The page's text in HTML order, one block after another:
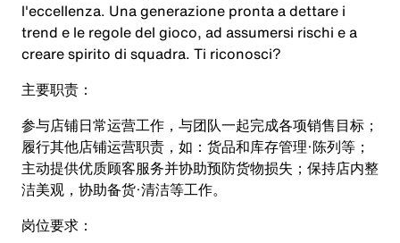
l'eccellenza. Una generazione pronta a dettare i
trend e le regole del gioco, ad assumersi rischi e a
creare spirito di squadra. Ti riconosci?
主要职责：
参与店铺日常运营工作，与团队一起完成各项销售目标；
履行其他店铺运营职责，如：货品和库存管理·陈列等；
主动提供优质顾客服务并协助预防货物损失；保持店内整
洁美观，协助备货·清洁等工作。
岗位要求：